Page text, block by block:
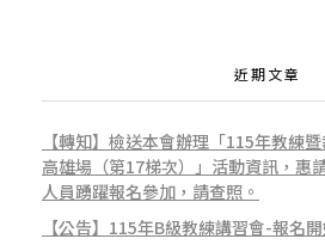
近期文章
【轉知】檢送本會辦理「115年教練
高雄場（第17梯次）」活動資訊，惠
人員踴躍報名參加，請查照。
【公告】115年B級教練講習會-報名